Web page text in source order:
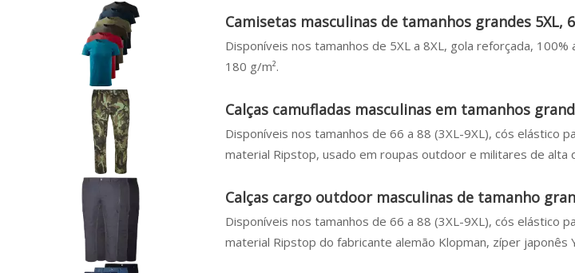
Camisetas masculinas de tamanhos grandes 5XL,
Disponíveis nos tamanhos de 5XL a 8XL, gola reforçada,
180 g/m².
Calças camufladas masculinas em tamanhos
Disponíveis nos tamanhos de 66 a 88 (3XL-9XL), cós elástico
material Ripstop, usado em roupas outdoor e militares de alta
Calças cargo outdoor masculinas de tamanho
Disponíveis nos tamanhos de 66 a 88 (3XL-9XL), cós elástico
material Ripstop do fabricante alemão Klopman, zíper japonês